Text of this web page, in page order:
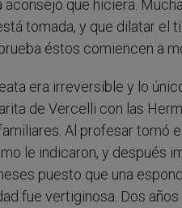
aconsejó que hiciera.
tomada, y que dilatar
éstos comiencen a
era irreversible y lo
de Vercelli con las
Al profesar tomó
le indicaron, y después
puesto que una
fue vertiginosa. Dos